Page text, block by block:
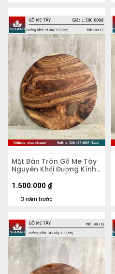
Mặt Bàn Tròn Gỗ Me Tây
Nguyên Khối Đường Kính
74 Dày 3.9 (cm)
3 năm trước
1.500.000 ₫